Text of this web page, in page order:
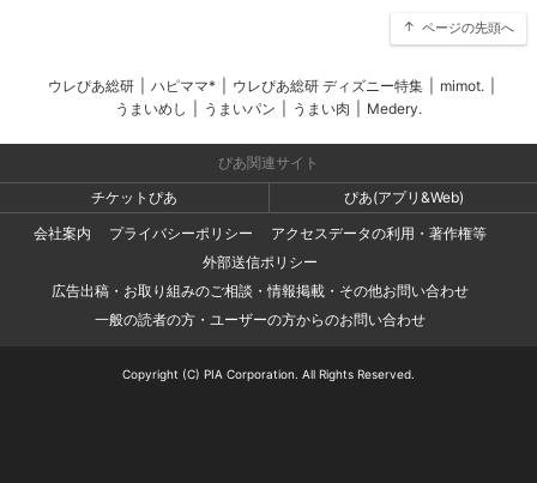
ページの先頭へ
ウレぴあ総研 ハピママ* ウレぴあ総研 ディズニー特集 mimot.
うまいめし
うまいパン うまい肉 Medery.
ぴあ関連サイト
チケットぴあ
ぴあ(アプリ&Web)
会社案内
プライバシーポリシー
アクセスデータの利用・著作権等
外部送信ポリシー
広告出稿・お取り組みのご相談・情報掲載・その他お問い合わせ
一般の読者の方・ユーザーの方からのお問い合わせ
Copyright (C) PIA Corporation. All Rights Reserved.